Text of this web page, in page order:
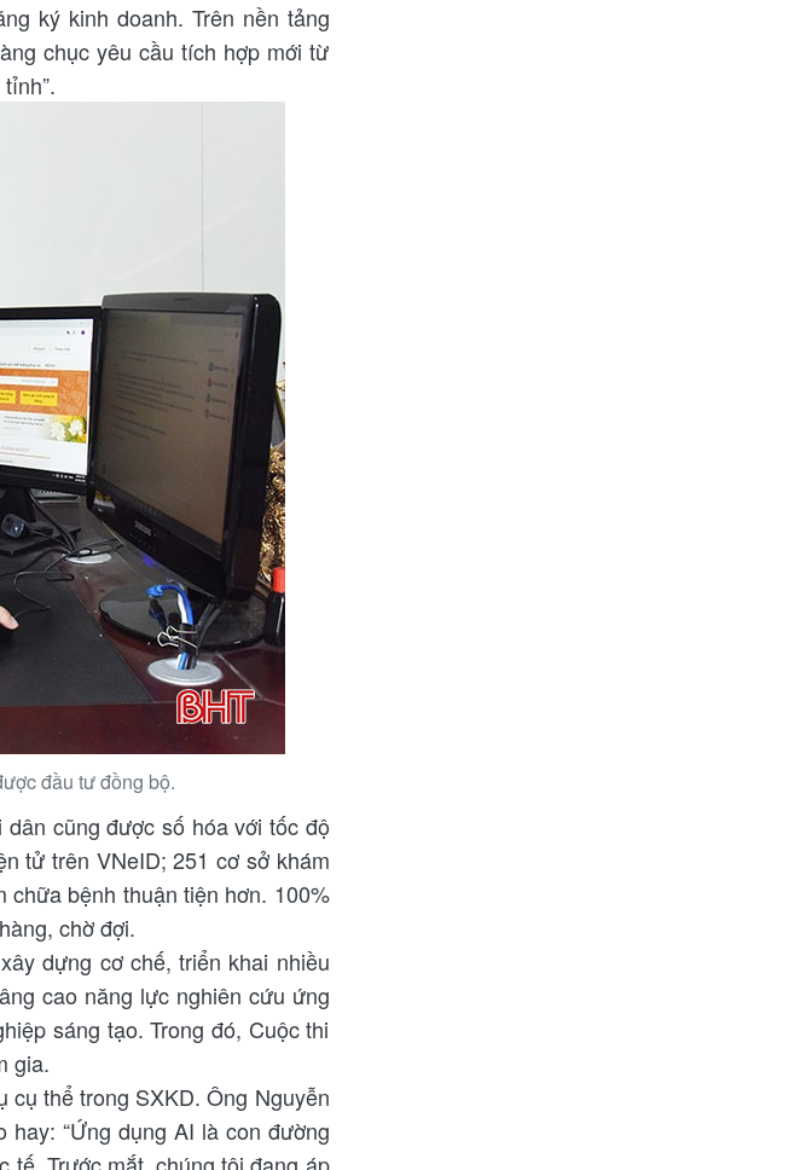
ký kinh doanh. Trên nền tảng
chục yêu cầu tích hợp mới từ
đầu tư đồng bộ.
cũng được số hóa với tốc độ
tử trên VNeID; 251 cơ sở khám
bệnh thuận tiện hơn. 100%
chờ đợi.
dựng cơ chế, triển khai nhiều
cao năng lực nghiên cứu ứng
sáng tạo. Trong đó, Cuộc thi
gia.
cụ thể trong SXKD. Ông Nguyễn
“Ứng dụng AI là con đường